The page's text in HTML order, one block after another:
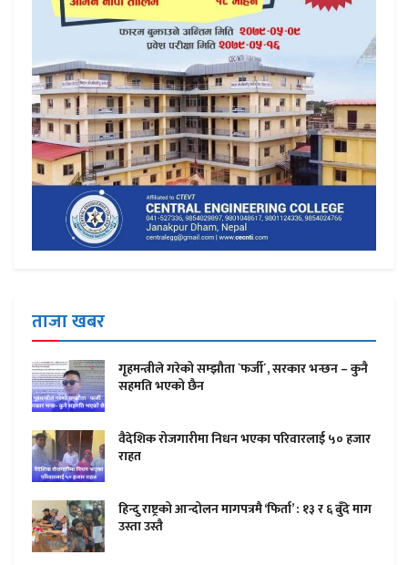
ताजा खबर
गृहमन्त्रीले गरेको सम्झौता `फर्जी´, सरकार भन्छन – कुनै
सहमति भएको छैन
वैदेशिक रोजगारीमा निधन भएका परिवारलाई ५० हजार
राहत
हिन्दु राष्ट्रको आन्दोलन मागपत्रमै ‘फिर्ता’ : १३ र ६ बुँदे माग
उस्ता उस्तै